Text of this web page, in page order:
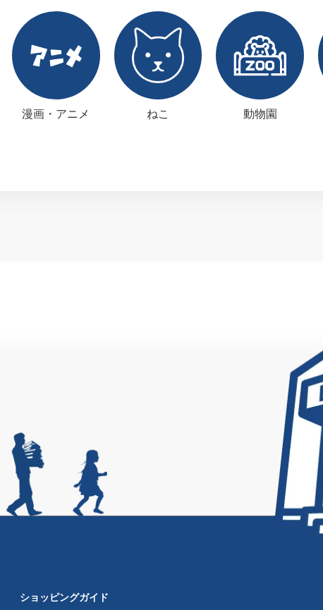
漫画・アニメ ねこ 動物園
ショッピングガイド